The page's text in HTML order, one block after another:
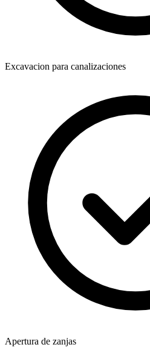
Excavacion para canalizaciones
Apertura de zanjas